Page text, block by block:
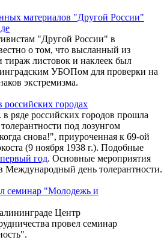
материалов "Другой России"
"Другой России" в
о том, что высланный из
тираж листовок и наклеек был
УБОПом для проверки на
экстремизма.
российских городах
ряде российских городов прошла
под лозунгом
снова!", приуроченная к 69-ой
(9 ноября 1938 г.). Подобные
год. Основные мероприятия
Международный день толерантности.
семинар "Молодежь и
Центр
провел семинар